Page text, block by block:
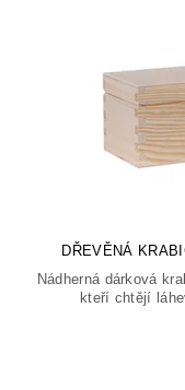
DŘEVĚNÁ
Nádherná dárková
kteří chtějí